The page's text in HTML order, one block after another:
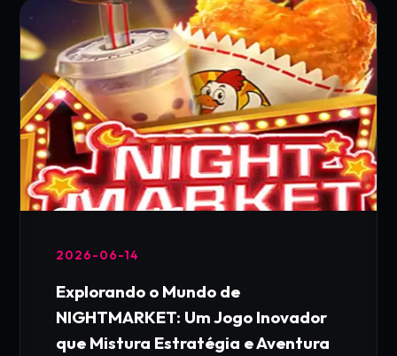
2026-06-14
Explorando o Mundo de
NIGHTMARKET: Um Jogo Inovador
que Mistura Estratégia e Aventura